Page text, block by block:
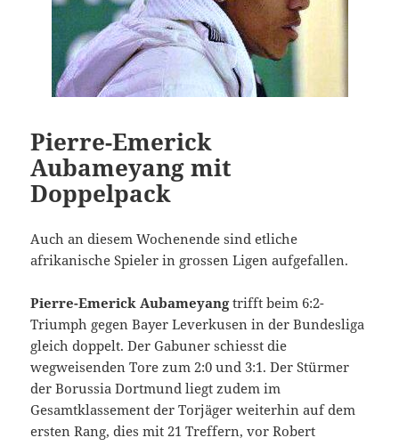
Pierre-Emerick
Aubameyang mit
Doppelpack
Auch an diesem Wochenende sind etliche
afrikanische Spieler in grossen Ligen aufgefallen.
Pierre-Emerick Aubameyangtrifft beim 6:2-
Triumph gegen Bayer Leverkusen in der Bundesliga
gleich doppelt. Der Gabuner schiesst die
wegweisenden Tore zum 2:0 und 3:1. Der Stürmer
der Borussia Dortmund liegt zudem im
Gesamtklassement der Torjäger weiterhin auf dem
ersten Rang, dies mit 21 Treffern, vor Robert